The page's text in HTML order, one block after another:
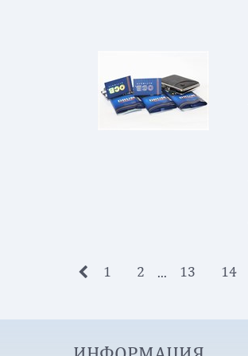
1 2 ... 13 14